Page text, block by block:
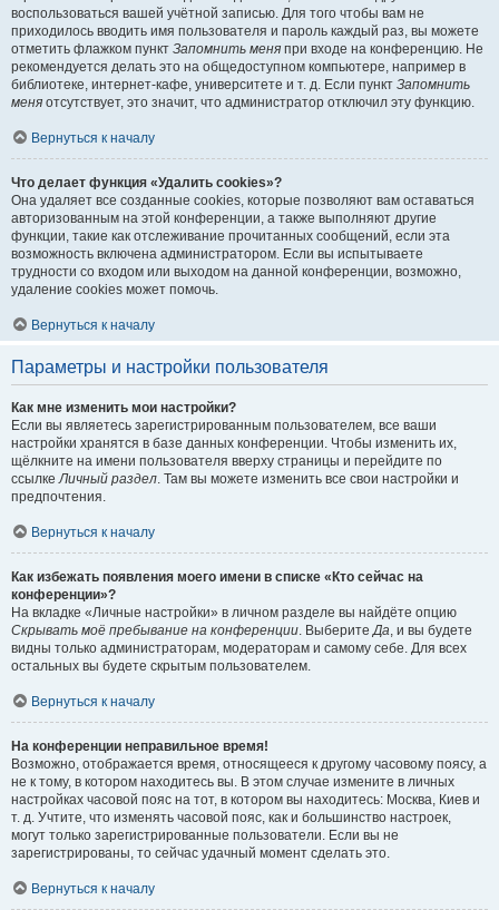
воспользоваться вашей учётной записью. Для того чтобы вам не
приходилось вводить имя пользователя и пароль каждый раз, вы можете
отметить флажком пункт Запомнить меня при входе на конференцию. Не
рекомендуется делать это на общедоступном компьютере, например в
библиотеке, интернет-кафе, университете и т. д. Если пункт Запомнить
меня отсутствует, это значит, что администратор отключил эту функцию.
Вернуться к началу
Что делает функция «Удалить cookies»?
Она удаляет все созданные cookies, которые позволяют вам оставаться
авторизованным на этой конференции, а также выполняют другие
функции, такие как отслеживание прочитанных сообщений, если эта
возможность включена администратором. Если вы испытываете
трудности со входом или выходом на данной конференции, возможно,
удаление cookies может помочь.
Вернуться к началу
Параметры и настройки пользователя
Как мне изменить мои настройки?
Если вы являетесь зарегистрированным пользователем, все ваши
настройки хранятся в базе данных конференции. Чтобы изменить их,
щёлкните на имени пользователя вверху страницы и перейдите по
ссылкеЛичный раздел. Там вы можете изменить все свои настройки и
предпочтения.
Вернуться к началу
Как избежать появления моего имени в списке «Кто сейчас на
конференции»?
На вкладке «Личные настройки» в личном разделе вы найдёте опцию
Скрывать моё пребывание на конференции. ВыберитеДа, и вы будете
видны только администраторам, модераторам и самому себе. Для всех
остальных вы будете скрытым пользователем.
Вернуться к началу
На конференции неправильное время!
Возможно, отображается время, относящееся к другому часовому поясу, а
не к тому, в котором находитесь вы. В этом случае измените в личных
настройках часовой пояс на тот, в котором вы находитесь: Москва, Киев и
т. д. Учтите, что изменять часовой пояс, как и большинство настроек,
могут только зарегистрированные пользователи. Если вы не
зарегистрированы, то сейчас удачный момент сделать это.
Вернуться к началу